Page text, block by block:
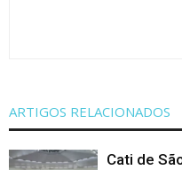
ARTIGOS RELACIONADOS
Cati de